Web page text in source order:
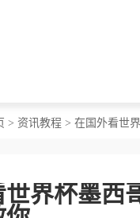
> 资讯教程 > 在国外看世
界杯墨西